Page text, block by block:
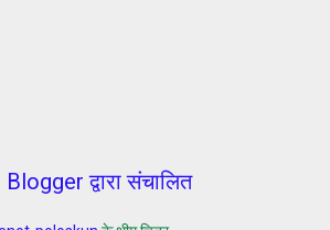
Blogger द्वारा संचालित